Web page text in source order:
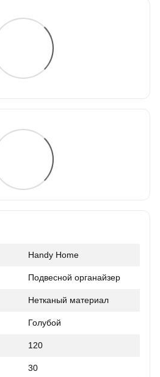
Handy Home
Подвесной органайзер
Нетканый материал
Голубой
120
30